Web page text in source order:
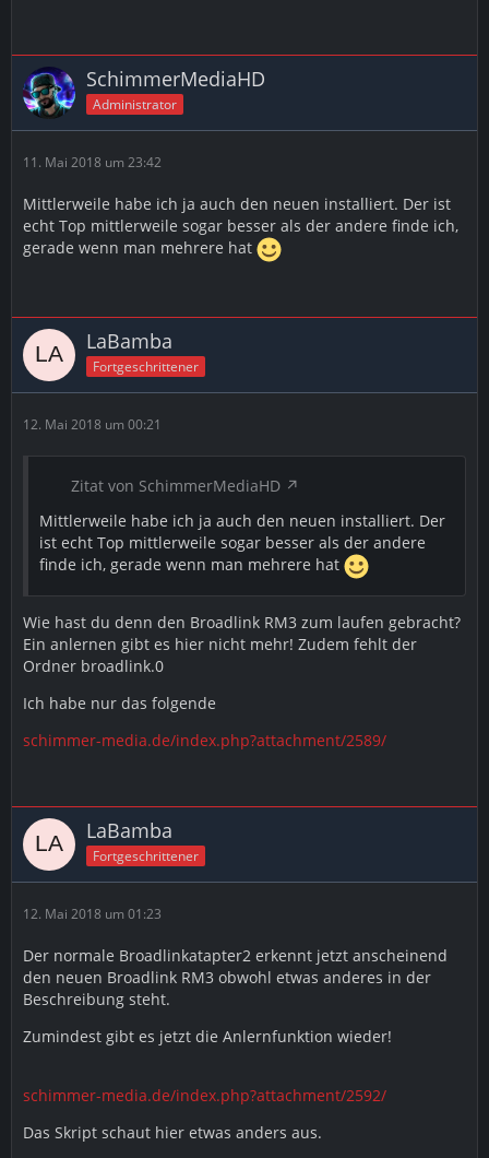
SchimmerMediaHD
Administrator
11. Mai 2018 um 23:42
Mittlerweile habe ich ja auch den neuen installiert. Der ist
echt Top mittlerweile sogar besser als der andere finde ich,
gerade wenn man mehrere hat
LaBamba
Fortgeschrittener
12. Mai 2018 um 00:21
Zitat von SchimmerMediaHD
Mittlerweile habe ich ja auch den neuen installiert. Der
ist echt Top mittlerweile sogar besser als der andere
finde ich, gerade wenn man mehrere hat
Wie hast du denn den Broadlink RM3 zum laufen gebracht?
Ein anlernen gibt es hier nicht mehr! Zudem fehlt der
Ordner broadlink.0
Ich habe nur das folgende
schimmer-media.de/index.php?attachment/2589/
LaBamba
Fortgeschrittener
12. Mai 2018 um 01:23
Der normale Broadlinkatapter2 erkennt jetzt anscheinend
den neuen Broadlink RM3 obwohl etwas anderes in der
Beschreibung steht.
Zumindest gibt es jetzt die Anlernfunktion wieder!
schimmer-media.de/index.php?attachment/2592/
Das Skript schaut hier etwas anders aus.